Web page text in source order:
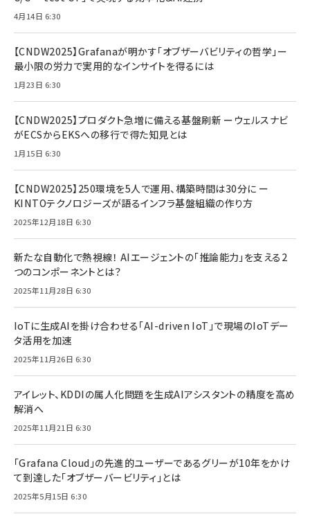
4月14日 6:30
【CNDW2025】Grafanaが明かす「オブザーバビリティの哲学」ー
最小限の労力で実用的なインサイトを得るには
1月23日 6:30
【CNDW2025】プロダクト急増に備える基盤刷新 ーウェルスナビ
がECSからEKSへの移行で得た知見とは
1月15日 6:30
【CNDW2025】250環境を5人で運用、構築時間は30分に ー
KINTOテクノロジーズが語るインフラ基盤組織の作り方
2025年12月18日 6:30
新たな自動化で熱視線！ AIエージェントの「推論能力」を支える2
つのコンポーネントとは？
2025年11月28日 6:30
IoTに生成AIを掛け合わせる「AI-driven IoT」で現場のIoTデー
タ活用を加速
2025年11月26日 6:30
アイレット、KDDIの属人化問題を生成AIアシスタントの精度を高め
解消へ
2025年11月21日 6:30
「Grafana Cloud」の先進的ユーザーであるグリーが10年をかけ
て到達した「オブザーバービリティ」とは
2025年5月15日 6:30